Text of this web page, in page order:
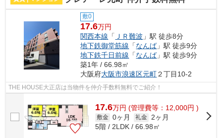
敷0
17.6万円
関西本線 「 ＪＲ難波 」駅 徒歩8分
地下鉄御堂筋線 「なんば」駅 徒歩9分
地下鉄千日前線 「なんば」駅 徒歩9分
築1年 / 66.98㎡
大阪府大阪市浪速区元町２丁目10-2
THE HOUSE大正店は当物件を仲介手数料無料でご紹介！
17.6万円 (管理費等：12,000円 )
敷金 0ヶ月 礼金
2ヶ月
5階 / 2LDK / 66.98㎡